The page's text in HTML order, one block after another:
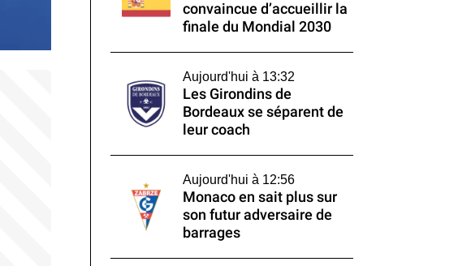
convaincue d’accueillir la
finale du Mondial 2030
Aujourd'hui à 13:32
Les Girondins de
Bordeaux se séparent de
leur coach
Aujourd'hui à 12:56
Monaco en sait plus sur
son futur adversaire de
barrages